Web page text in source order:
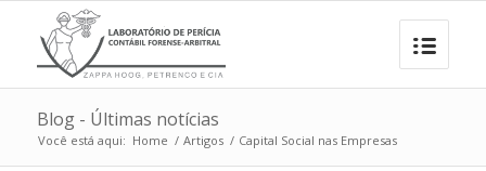
Blog - Últimas notícias
Você está aqui: Home / Artigos / Capital Social nas Empresas